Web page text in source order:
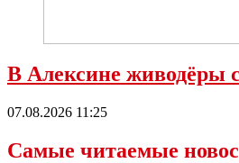
В Алексине живодёры
07.08.2026 11:25
Самые читаемые